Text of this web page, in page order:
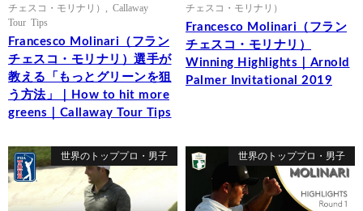
チェスコ・モリナリ）
Callaway
Tour Tips
Francesco Molinari（フラン
チェスコ・モリナリ）選手が
教える「もっとグリーンを狙
う方法」｜How to hit more
greens｜Callaway Tour Tips
チェスコ・モリナリ）
Francesco Molinari（フラン
チェスコ・モリナリ）
Winning Highlights｜Arnold
Palmer Invitational 2019
世界のトッププロ・男子 世界のトッププロ・男子